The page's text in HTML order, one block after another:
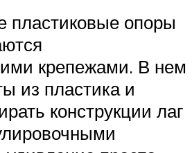
пластиковые опоры
крепежами. В нем
из пластика и
конструкции лаг